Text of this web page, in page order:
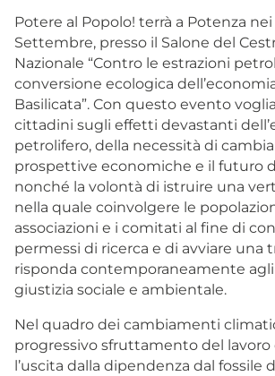
Potere al Popolo! terrà a Potenza
Settembre, presso il Salone del
Nazionale “Contro le estrazioni
conversione ecologica
Basilicata”. Con questo evento
cittadini sugli effetti devastanti
petrolifero, della necessità di
prospettive economiche e il futuro
nonché la volontà di istruire una
nella quale coinvolgere le
associazioni e i comitati al fine di
permessi di ricerca e di avviare una
risponda contemporaneamente
giustizia sociale e ambientale.
Nel quadro dei cambiamenti
progressivo sfruttamento del
l’uscita dalla dipendenza dal fossile